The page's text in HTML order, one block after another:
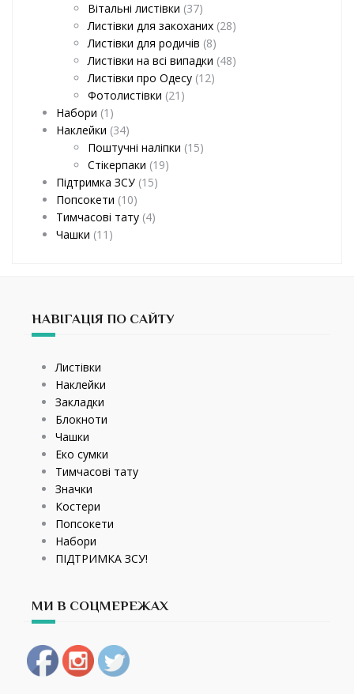
Вітальні листівки (37)
Листівки для закоханих (28)
Листівки для родичів (8)
Листівки на всі випадки (48)
Листівки про Одесу (12)
Фотолистівки (21)
Набори (1)
Наклейки (34)
Поштучні наліпки (15)
Стікерпаки (19)
Підтримка ЗСУ (15)
Попсокети (10)
Тимчасові тату (4)
Чашки (11)
НАВІГАЦІЯ ПО САЙТУ
Листівки
Наклейки
Закладки
Блокноти
Чашки
Еко сумки
Тимчасові тату
Значки
Костери
Попсокети
Набори
ПІДТРИМКА ЗСУ!
МИ В СОЦМЕРЕЖАХ